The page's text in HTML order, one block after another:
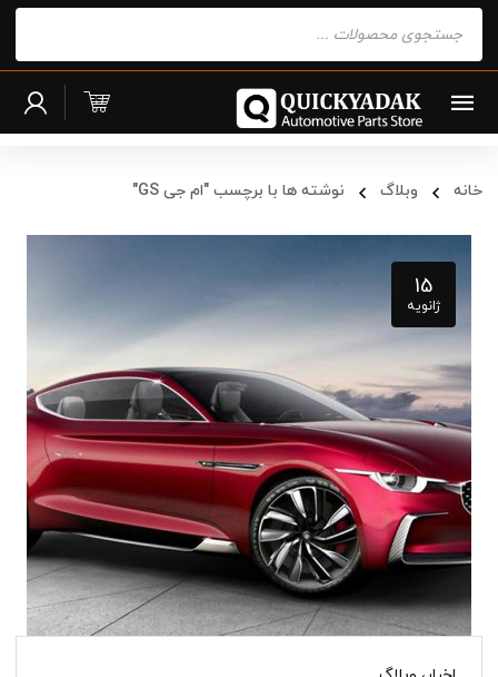
search
خانه وبلاگ نوشته ها با برچسب "ام جی GS"
15
ژانویه